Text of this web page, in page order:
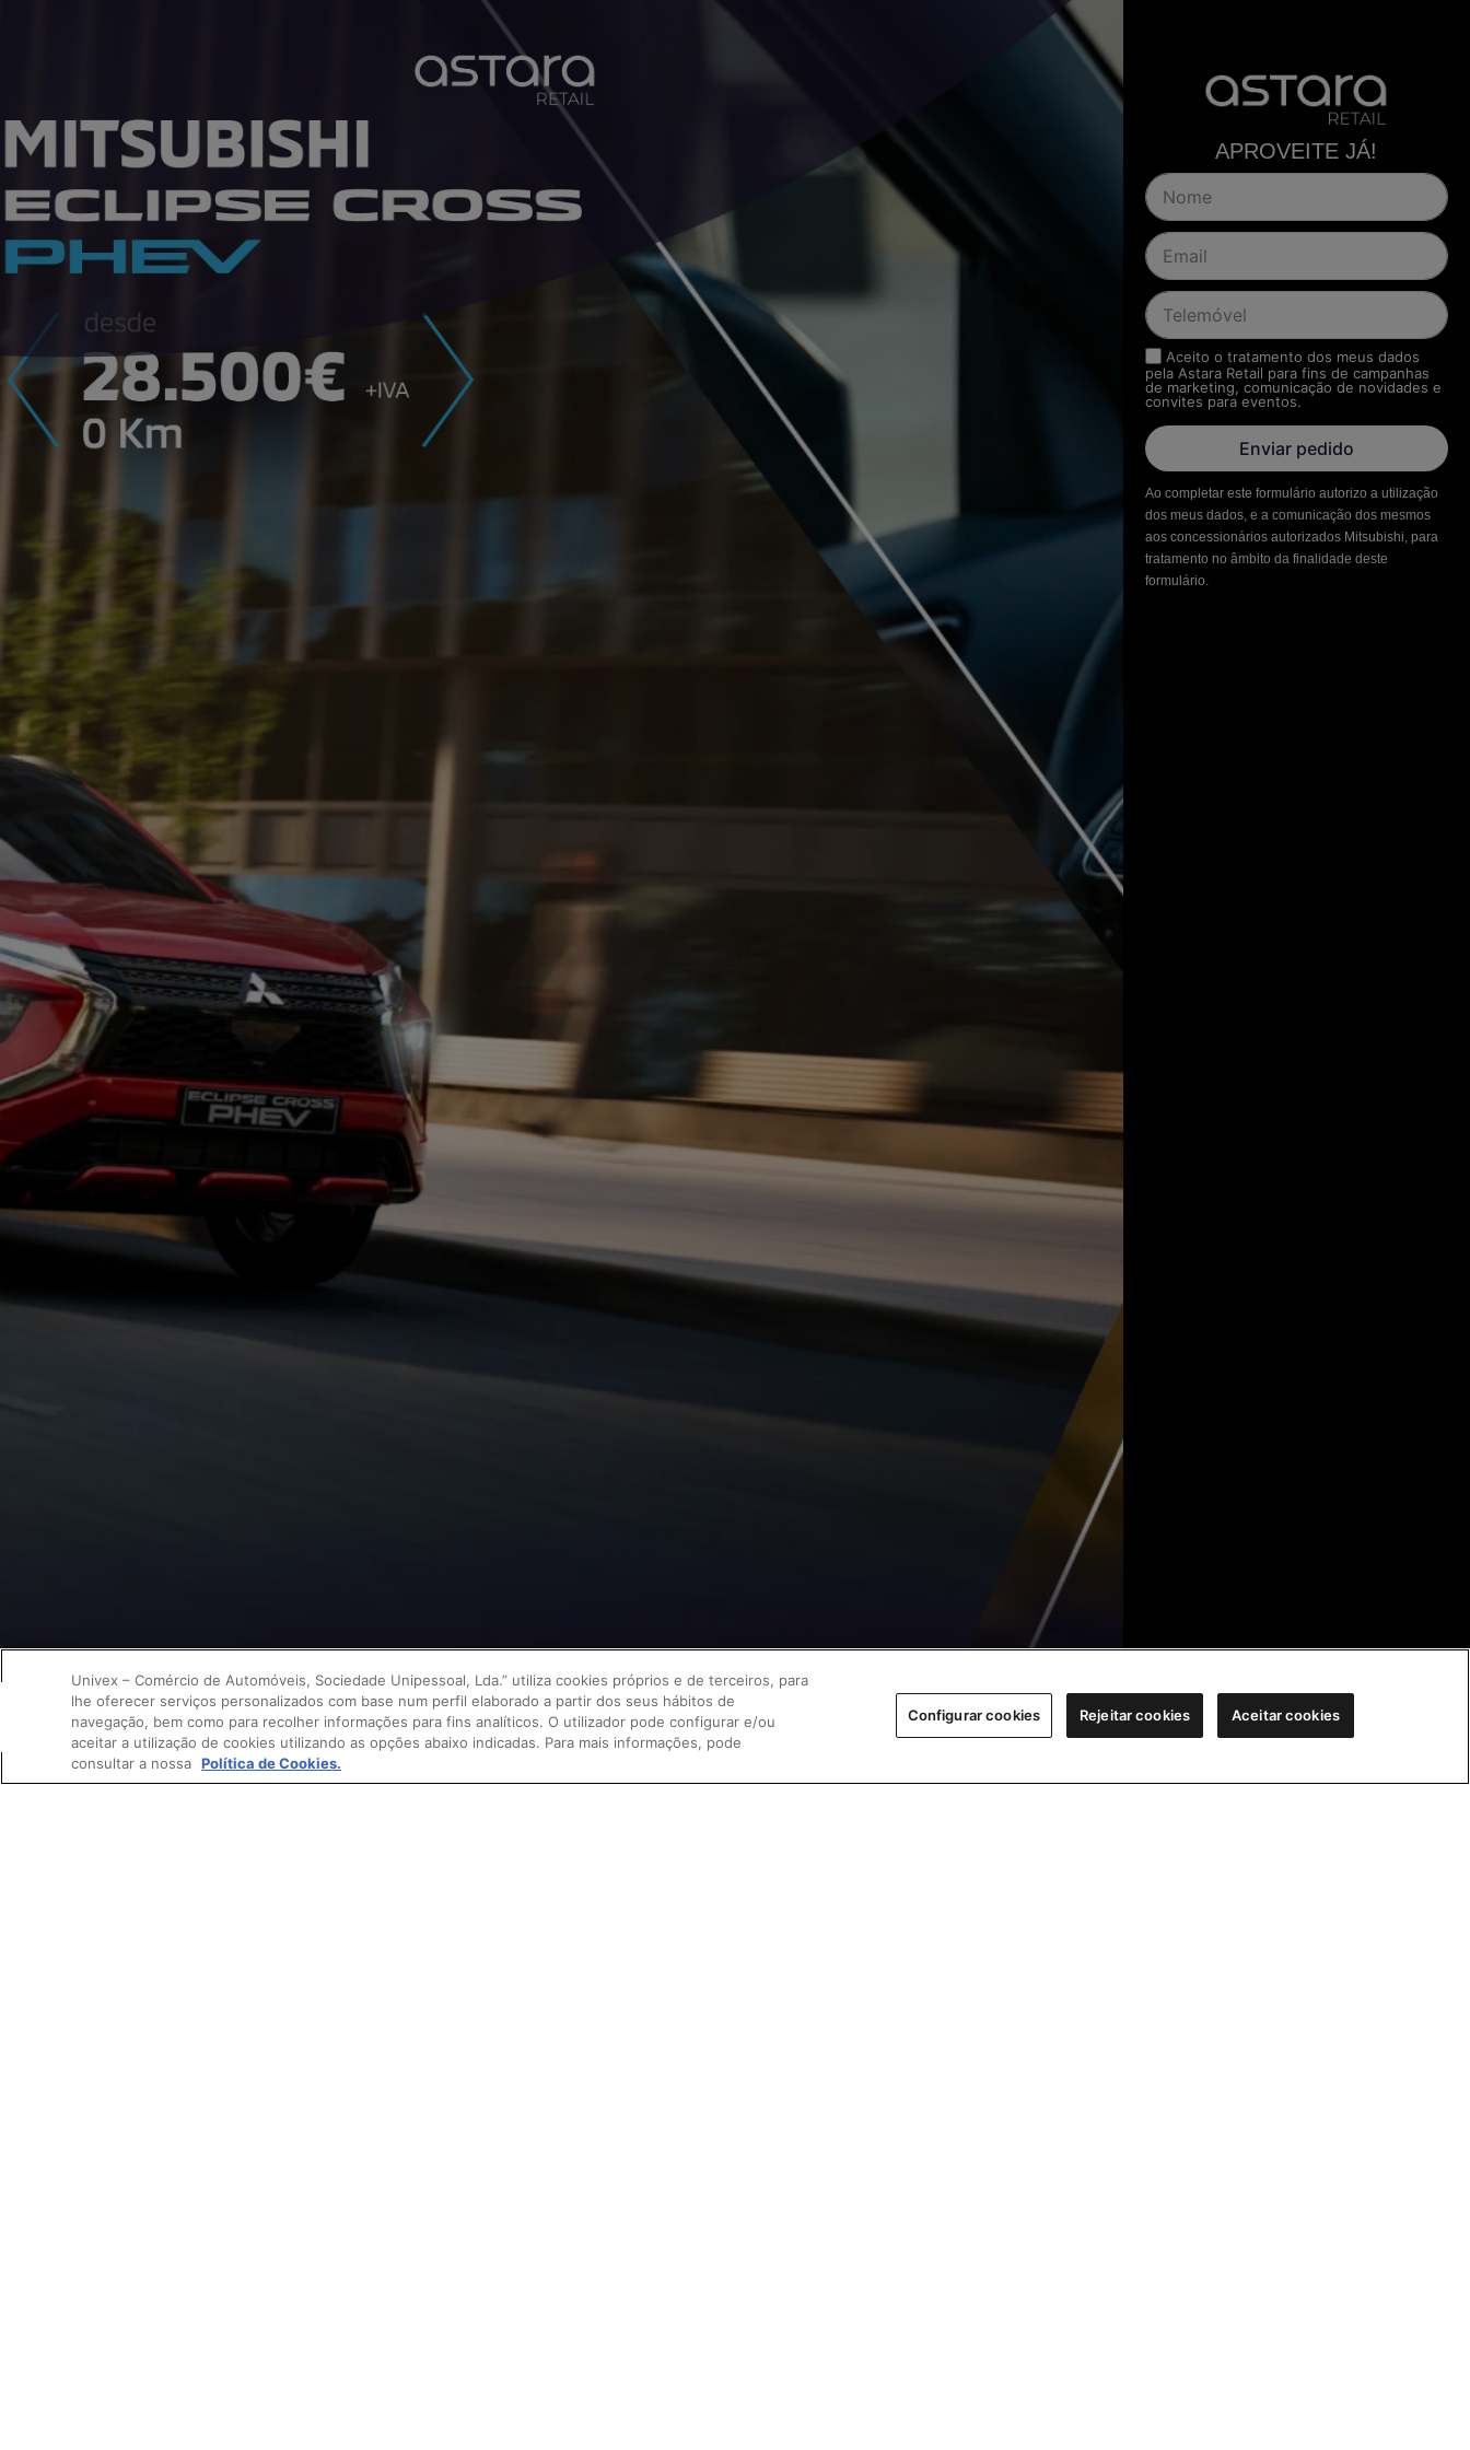
APROVEITE JÁ!
Aceito o tratamento dos meus dados
pela Astara Retail para fins de campanhas
de marketing, comunicação de novidades e
convites para eventos.
Enviar pedido
Ao completar este formulário autorizo a utilização
dos meus dados, e a comunicação dos mesmos
aos concessionários autorizados Mitsubishi, para
tratamento no âmbito da finalidade deste
formulário.
Univex – Comércio de Automóveis, Sociedade Unipessoal, Lda.” utiliza cookies próprios e de terceiros, para
lhe oferecer serviços personalizados com base num perfil elaborado a partir dos seus hábitos de
navegação, bem como para recolher informações para fins analíticos. O utilizador pode configurar e/ou
aceitar a utilização de cookies utilizando as opções abaixo indicadas. Para mais informações, pode
consultar a nossa Política de Cookies.
Configurar cookies Rejeitar cookies Aceitar cookies